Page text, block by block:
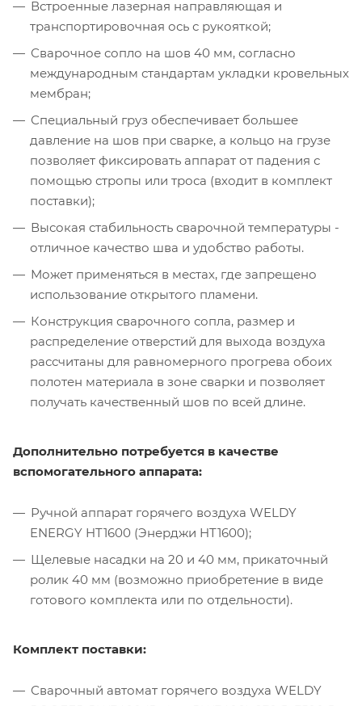
Встроенные лазерная направляющая и
транспортировочная ось с рукояткой;
Сварочное сопло на шов 40 мм, согласно
международным стандартам укладки кровельных
мембран;
Специальный груз обеспечивает большее
давление на шов при сварке, а кольцо на грузе
позволяет фиксировать аппарат от падения с
помощью стропы или троса (входит в комплект
поставки);
Высокая стабильность сварочной температуры -
отличное качество шва и удобство работы.
Может применяться в местах, где запрещено
использование открытого пламени.
Конструкция сварочного сопла, размер и
распределение отверстий для выхода воздуха
рассчитаны для равномерного прогрева обоих
полотен материала в зоне сварки и позволяет
получать качественный шов по всей длине.
Дополнительно потребуется в качестве
вспомогательного аппарата:
Ручной аппарат горячего воздуха WELDY
ENERGY HT1600 (Энерджи HT1600);
Щелевые насадки на 20 и 40 мм, прикаточный
ролик 40 мм (возможно приобретение в виде
готового комплекта или по отдельности).
Комплект поставки:
Сварочный автомат горячего воздуха WELDY